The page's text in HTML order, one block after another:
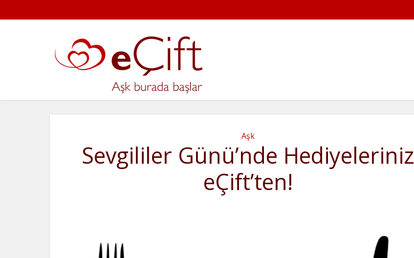
Aşk
Sevgililer Günü’nde Hediyeleriniz
eÇift’ten!